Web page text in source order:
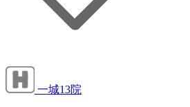
一城13院